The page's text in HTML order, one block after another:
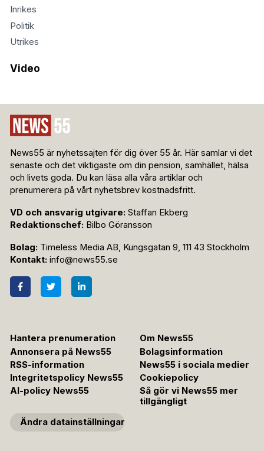
Inrikes
Politik
Utrikes
Video
News55 är nyhetssajten för dig över 55 år. Här samlar vi det
senaste och det viktigaste om din pension, samhället, hälsa
och livets goda. Du kan läsa alla våra artiklar och
prenumerera på vårt nyhetsbrev kostnadsfritt.
VD och ansvarig utgivare: Staffan Ekberg
Redaktionschef: Bilbo Göransson
Bolag: Timeless Media AB, Kungsgatan 9, 111 43 Stockholm
Kontakt: info@news55.se
Hantera prenumeration
Om News55
Annonsera på News55
Bolagsinformation
RSS-information
News55 i sociala medier
Integritetspolicy News55
Cookiepolicy
AI-policy News55
Så gör vi News55 mer
tillgängligt
Ändra datainställningar